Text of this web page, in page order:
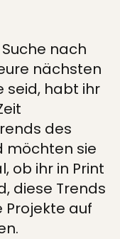
nach
nächsten
seid, habt ihr
des
möchten sie
ob ihr in Print
diese Trends
Projekte auf